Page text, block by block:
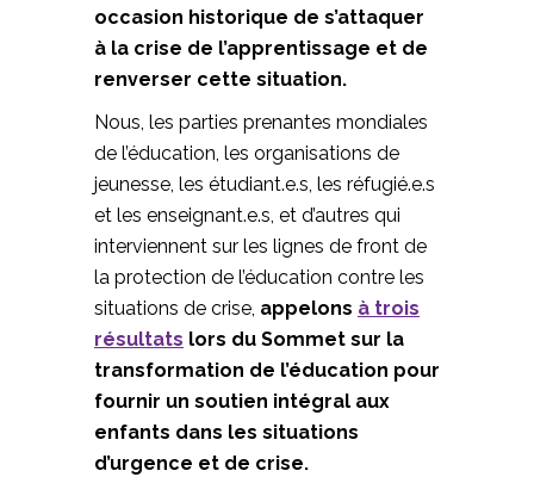
occasion historique de s’attaquer
à la crise de l’apprentissage et de
renverser cette situation.
Nous, les parties prenantes mondiales
de l’éducation, les organisations de
jeunesse, les étudiant.e.s, les réfugié.e.s
et les enseignant.e.s, et d’autres qui
interviennent sur les lignes de front de
la protection de l’éducation contre les
situations de crise, appelons à trois
résultats lors du Sommet sur la
transformation de l’éducation pour
fournir un soutien intégral aux
enfants dans les situations
d’urgence et de crise.